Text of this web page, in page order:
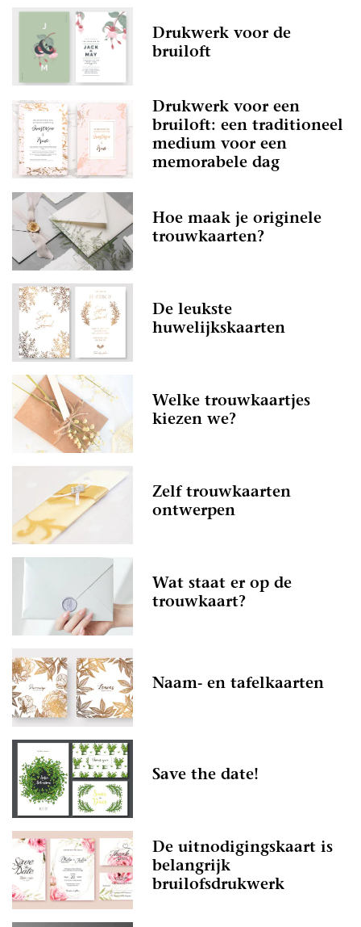
Drukwerk voor de
bruiloft
Drukwerk voor een
bruiloft: een traditioneel
medium voor een
memorabele dag
Hoe maak je originele
trouwkaarten?
De leukste
huwelijkskaarten
Welke trouwkaartjes
kiezen we?
Zelf trouwkaarten
ontwerpen
Wat staat er op de
trouwkaart?
Naam- en tafelkaarten
Save the date!
De uitnodigingskaart is
belangrijk
bruilofsdrukwerk